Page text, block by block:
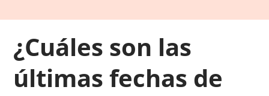
¿Cuáles son las
últimas fechas de